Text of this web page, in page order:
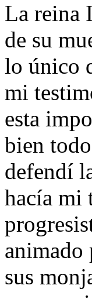
La reina
de su
lo único
mi
esta
bien
defendí
hacía mi
animado
sus